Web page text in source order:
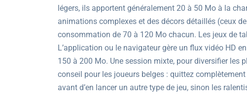
légers, ils apportent généralement 20 à 50 Mo à la
animations complexes et des décors détaillés (ceux
consommation de 70 à 120 Mo chacun. Les jeux de
L’application ou le navigateur gère un flux vidéo HD
150 à 200 Mo. Une session mixte, pour diversifier les
conseil pour les joueurs belges : quittez
avant d’en lancer un autre type de jeu, sinon les